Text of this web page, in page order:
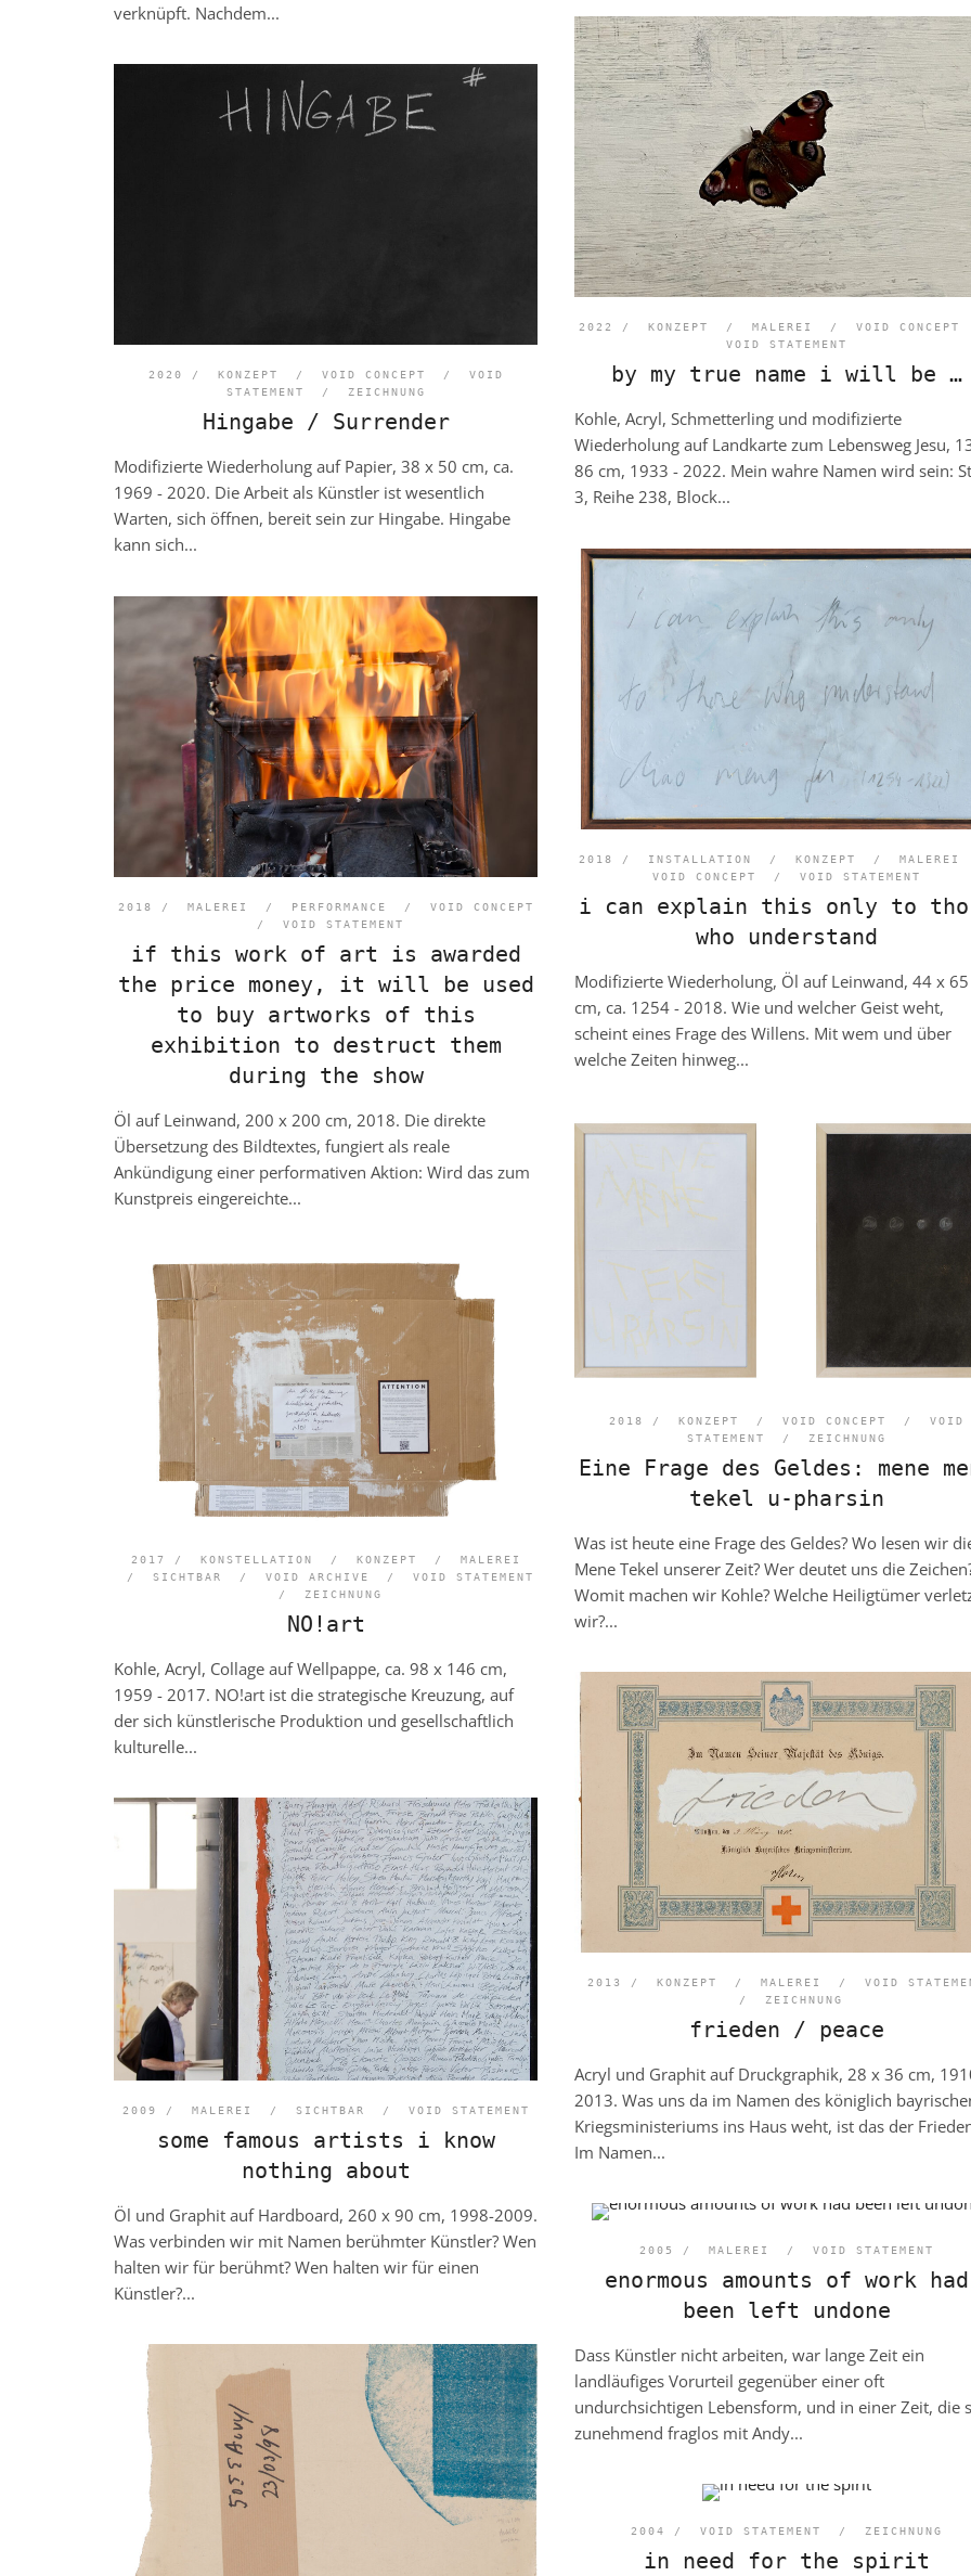
verknüpft. Nachdem...
2022 / KONZEPT / MALEREI / VOID CONCEPT
VOID STATEMENT
by my true name i will be …
Kohle, Acryl, Schmetterling und modifizierte
Wiederholung auf Landkarte zum Lebensweg Jesu,
86 cm, 1933 - 2022. Mein wahre Namen wird sein:
3, Reihe 238, Block...
2020 / KONZEPT / VOID CONCEPT / VOID
STATEMENT
/ ZEICHNUNG
Hingabe / Surrender
Modifizierte Wiederholung auf Papier, 38 x 50 cm, ca.
1969 - 2020. Die Arbeit als Künstler ist wesentlich
Warten, sich öffnen, bereit sein zur Hingabe. Hingabe
kann sich...
2018 / INSTALLATION / KONZEPT / MALEREI
VOID CONCEPT
/ VOID STATEMENT
i can explain this only to
who understand
Modifizierte Wiederholung, Öl auf Leinwand, 44 x 65
cm, ca. 1254 - 2018. Wie und welcher Geist weht,
scheint eines Frage des Willens. Mit wem und über
welche Zeiten hinweg...
2018 / MALEREI / PERFORMANCE / VOID CONCEPT
/ VOID STATEMENT
if this work of art is awarded
the price money, it will be used
to buy artworks of this
exhibition to destruct them
during the show
Öl auf Leinwand, 200 x 200 cm, 2018. Die direkte
Übersetzung des Bildtextes, fungiert als reale
Ankündigung einer performativen Aktion: Wird das zum
Kunstpreis eingereichte...
2018 / KONZEPT / VOID CONCEPT / VOID
STATEMENT
/ ZEICHNUNG
Eine Frage des Geldes: mene
tekel u-pharsin
Was ist heute eine Frage des Geldes? Wo lesen wir
Mene Tekel unserer Zeit? Wer deutet uns die
Womit machen wir Kohle? Welche Heiligtümer
wir?...
2017 / KONSTELLATION / KONZEPT / MALEREI
/
SICHTBAR / VOID ARCHIVE / VOID STATEMENT
/
ZEICHNUNG
NO!art
Kohle, Acryl, Collage auf Wellpappe, ca. 98 x 146 cm,
1959 - 2017. NO!art ist die strategische Kreuzung, auf
der sich künstlerische Produktion und gesellschaftlich
kulturelle...
2013 / KONZEPT / MALEREI / VOID
/
ZEICHNUNG
frieden / peace
Acryl und Graphit auf Druckgraphik, 28 x 36 cm,
2013. Was uns da im Namen des königlich
Kriegsministeriums ins Haus weht, ist das der
Im Namen...
2009 / MALEREI / SICHTBAR / VOID STATEMENT
some famous artists i know
nothing about
Öl und Graphit auf Hardboard, 260 x 90 cm, 1998-2009.
Was verbinden wir mit Namen berühmter Künstler? Wen
halten wir für berühmt? Wen halten wir für einen
Künstler?...
2005 / MALEREI / VOID STATEMENT
enormous amounts of work had
been left undone
Dass Künstler nicht arbeiten, war lange Zeit ein
landläufiges Vorurteil gegenüber einer oft
undurchsichtigen Lebensform, und in einer Zeit, die
zunehmend fraglos mit Andy...
2004 / VOID STATEMENT / ZEICHNUNG
in need for the spirit